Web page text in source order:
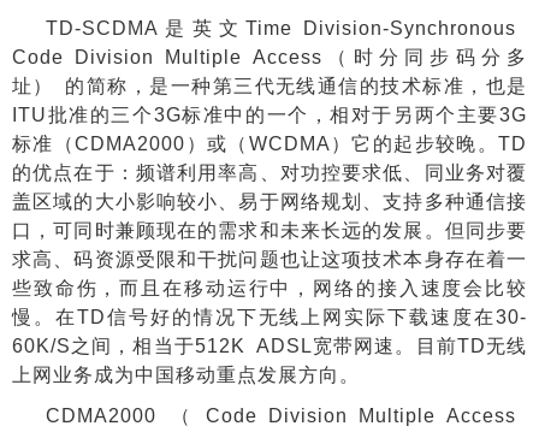
TD-SCDMA 是英文 Time Division-Synchronous
Code Division Multiple Access （时分同步码分多
址）
的简称，是一种第三代无线通信的技术标准，也是
ITU批准的三个3G标准中的一个，相对于另两个主要3G
标准（CDMA2000 ）或（ WCDMA）它的起步较晚。 TD
的优点在于：频谱利用率高、对功控要求低、同业务对覆
盖区域的大小影响较小、易于网络规划、支持多种通信接
口，可同时兼顾现在的需求和未来长远的发展。但同步要
求高、码资源受限和干扰问题也让这项技术本身存在着一
些致命伤，而且在移动运行中，网络的接入速度会比较
慢。在TD信号好的情况下无线上网实际下载速度在30-
60K/S之间，相当于512K ADSL宽带网速。目前TD无线
上网业务成为中国移动重点发展方向。
CDMA2000 （ Code Division Multiple Access